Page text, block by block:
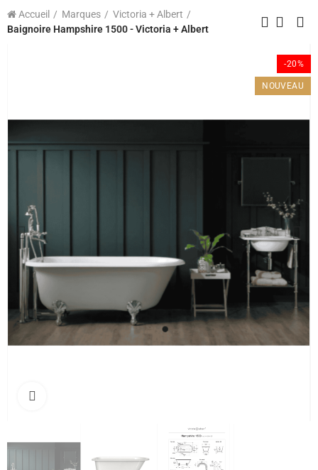
Accueil Marques
Victoria + Albert
Baignoire Hampshire 1500 - Victoria + Albert
-20%
NOUVEAU